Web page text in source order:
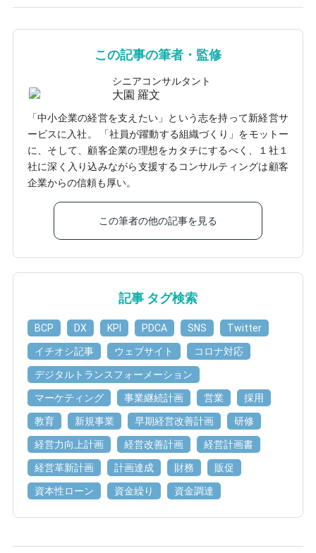
この記事の筆者・監修
シニアコンサルタント
大園 羅文
「中小企業の経営を支えたい」という志を持って新経営サ
ービスに入社。 「社員が躍動する組織づくり」をモットー
に、そして、顧客企業の理想をカタチにするべく、１社１
社に深く入り込みながら支援するコンサルティングは顧客
企業からの信頼も厚い。
この筆者の他の記事を見る
記事 タグ検索
BCP DX KPI PDCA SNS Twitter
イチオシ記事 ウェブサイト コロナ対応
デジタルトランスフォーメーション
マーケティング 事業継続計画 営業 採用
教育 新規事業 早期経営改善計画 研修
経営力向上計画 経営改善計画 経営計画書
経営革新計画 計画達成 財務 販促
資本性ローン 資金繰り 資金調達